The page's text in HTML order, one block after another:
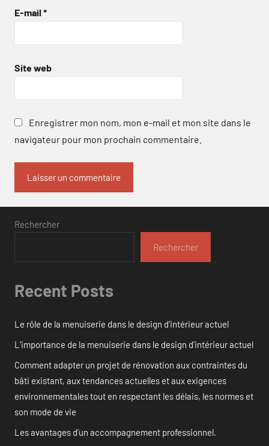
E-mail *
Site web
Enregistrer mon nom, mon e-mail et mon site dans le
navigateur pour mon prochain commentaire.
Rechercher
Rechercher
Recent Posts
Le rôle de la menuiserie dans le design d’intérieur actuel
L’importance de la menuiserie dans le design d’intérieur actuel
Comment adapter un projet de rénovation aux contraintes du
bâti existant, aux tendances actuelles et aux exigences
environnementales tout en respectant les délais, les normes et
son mode de vie
Les avantages d’un accompagnement professionnel.